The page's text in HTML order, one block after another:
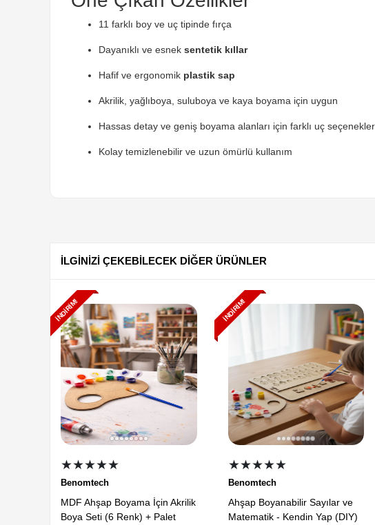
11 farklı boy ve uç tipinde fırça
Dayanıklı ve esnek sentetik kıllar
Hafif ve ergonomik plastik sap
Akrilik, yağlıboya, suluboya ve kaya boyama için uygun
Hassas detay ve geniş boyama alanları için farklı uç
Kolay temizlenebilir ve uzun ömürlü kullanım
İLGİNİZİ ÇEKEBİLECEK DİĞER ÜRÜNLER
İNDIRIM!
★★★★★
Benomtech
MDF Ahşap Boyama İçin Akrilik
Boya Seti (6 Renk) + Palet
İNDIRIM!
★★★★★
Benomtech
Ahşap Boyanabilir Sayılar ve
Matematik - Kendin Yap (DIY)